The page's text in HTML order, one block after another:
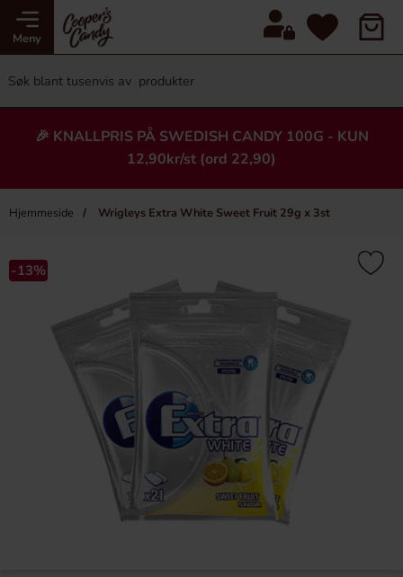
Meny
🎉 KNALLPRIS PÅ SWEDISH CANDY 100G - KUN
12,90kr/st (ord 22,90)
Hjemmeside Wrigleys Extra White Sweet Fruit 29g x 3st
Heading
×
-13%